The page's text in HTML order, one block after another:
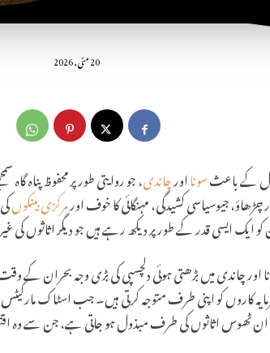
20 مئی, 2026
کے باعثسونااورچاندی، جو روایتی طور پر محفوظ پناہ
جیوسیاسی کشیدگی، مہنگائی کا خوف اورمرکزی بینکوں
ایک ایسی قدر کے طور پر دیکھ رہے ہیں جو دیگر اثاثوں کی
اور چاندی میں بڑھتی ہوئی دلچسپی کی بڑی وجہ بحران کے
کو اپنی طرف متوجہ کرتی ہیں۔ جب اسٹاک مارکیٹس
پر ان ٹھوس اثاثوں کی طرف مبذول ہو جاتی ہے، جن سے وہ